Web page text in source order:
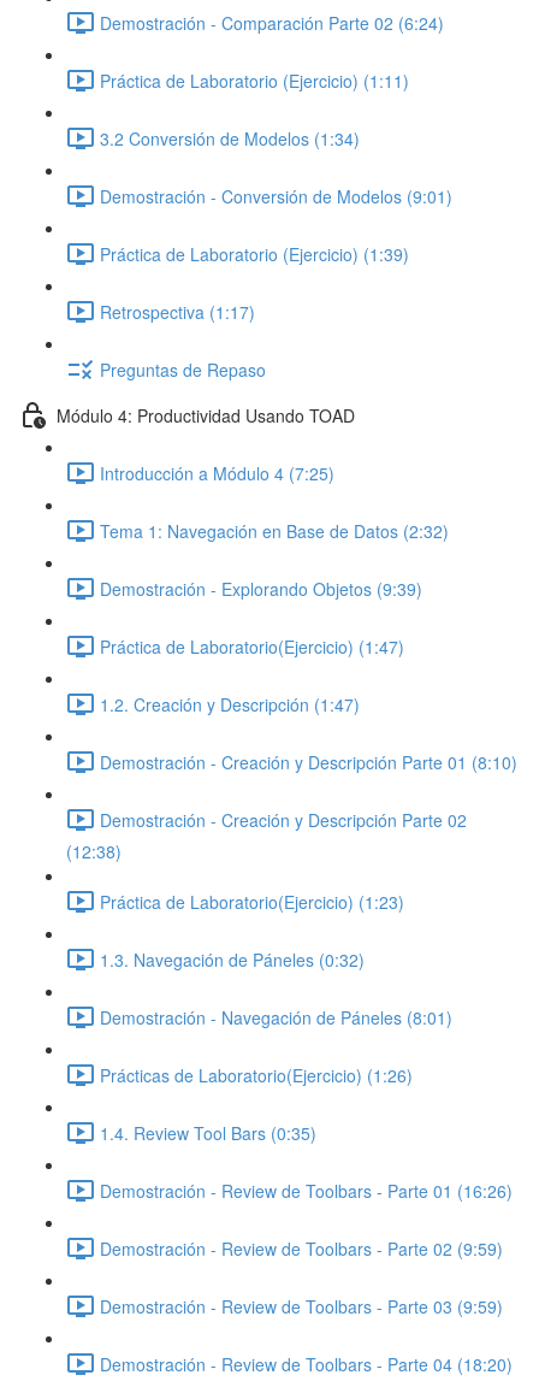
Demostración - Comparación Parte 02 (6:24)
Práctica de Laboratorio (Ejercicio) (1:11)
3.2 Conversión de Modelos (1:34)
Demostración - Conversión de Modelos (9:01)
Práctica de Laboratorio (Ejercicio) (1:39)
Retrospectiva (1:17)
Preguntas de Repaso
Módulo 4: Productividad Usando TOAD
Introducción a Módulo 4 (7:25)
Tema 1: Navegación en Base de Datos (2:32)
Demostración - Explorando Objetos (9:39)
Práctica de Laboratorio(Ejercicio) (1:47)
1.2. Creación y Descripción (1:47)
Demostración - Creación y Descripción Parte 01 (8:10)
Demostración - Creación y Descripción Parte 02
(12:38)
Práctica de Laboratorio(Ejercicio) (1:23)
1.3. Navegación de Páneles (0:32)
Demostración - Navegación de Páneles (8:01)
Prácticas de Laboratorio(Ejercicio) (1:26)
1.4. Review Tool Bars (0:35)
Demostración - Review de Toolbars - Parte 01 (16:26)
Demostración - Review de Toolbars - Parte 02 (9:59)
Demostración - Review de Toolbars - Parte 03 (9:59)
Demostración - Review de Toolbars - Parte 04 (18:20)